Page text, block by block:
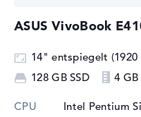
ASUS VivoBook
14" entspiegelt (1920
128 GB SSD
4 GB
CPU Intel Pentium